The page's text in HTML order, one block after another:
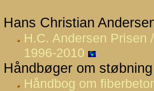
Hans Christian
H.C. Andersen Prisen
1996-2010
Håndbøger om støbning
Håndbog om